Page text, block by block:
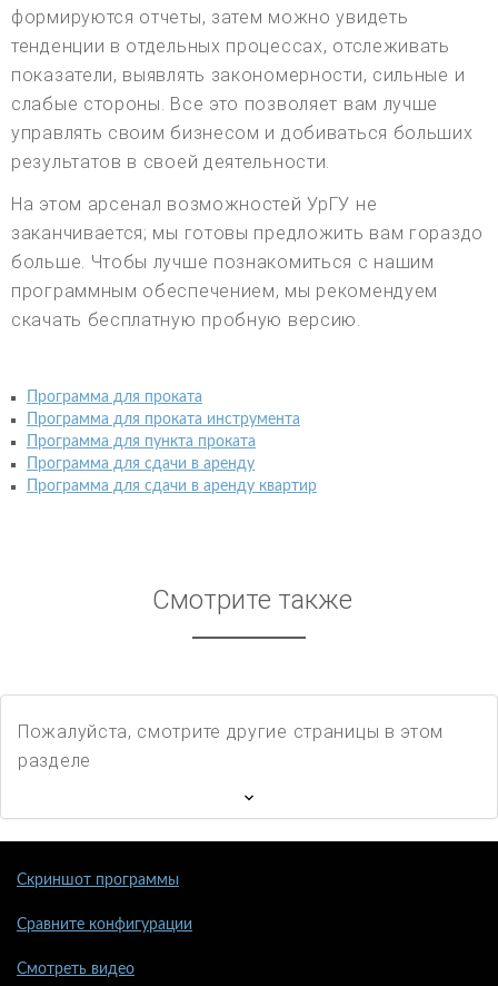
формируются отчеты, затем можно увидеть
тенденции в отдельных процессах, отслеживать
показатели, выявлять закономерности, сильные и
слабые стороны. Все это позволяет вам лучше
управлять своим бизнесом и добиваться больших
результатов в своей деятельности.
На этом арсенал возможностей УрГУ не
заканчивается; мы готовы предложить вам гораздо
больше. Чтобы лучше познакомиться с нашим
программным обеспечением, мы рекомендуем
скачать бесплатную пробную версию.
Программа для проката
Программа для проката инструмента
Программа для пункта проката
Программа для сдачи в аренду
Программа для сдачи в аренду квартир
Смотрите также
Пожалуйста, смотрите другие страницы в этом
разделе
Скриншот программы
Сравните конфигурации
Смотреть видео